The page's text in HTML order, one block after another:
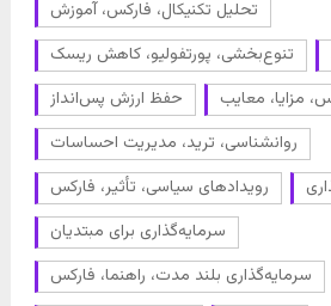
تحلیل تکنیکال، فارکس، آموزش
تنوع‌بخشی، پورتفولیو، کاهش ریسک
حفظ ارزش پس‌انداز
مزایا، معایب
روانشناسی، ترید، مدیریت احساسات
رویدادهای سیاسی، تأثیر، فارکس
سرمایه‌گذاری برای مبتدیان
سرمایه‌گذاری بلند مدت، راهنما، فارکس